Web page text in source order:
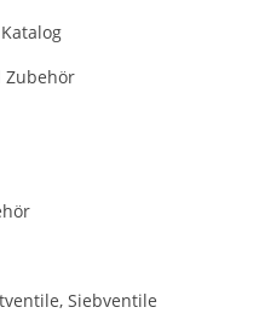
Zubehör
Siebventile